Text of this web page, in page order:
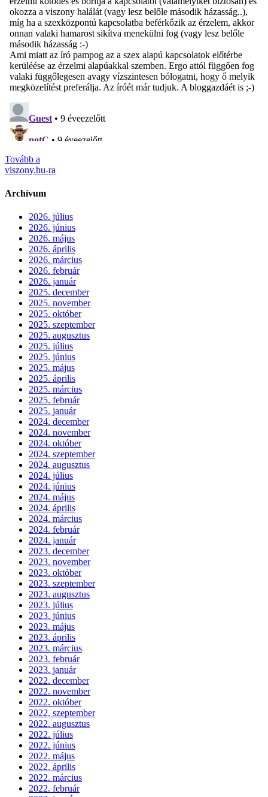
Tovább a
viszony.hu-ra
Archívum
2026. július
2026. június
2026. május
2026. április
2026. március
2026. február
2026. január
2025. december
2025. november
2025. október
2025. szeptember
2025. augusztus
2025. július
2025. június
2025. május
2025. április
2025. március
2025. február
2025. január
2024. december
2024. november
2024. október
2024. szeptember
2024. augusztus
2024. július
2024. június
2024. május
2024. április
2024. március
2024. február
2024. január
2023. december
2023. november
2023. október
2023. szeptember
2023. augusztus
2023. július
2023. június
2023. május
2023. április
2023. március
2023. február
2023. január
2022. december
2022. november
2022. október
2022. szeptember
2022. augusztus
2022. július
2022. június
2022. május
2022. április
2022. március
2022. február